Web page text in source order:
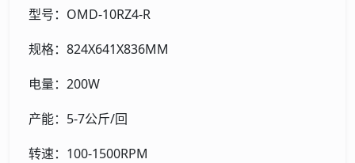
型号：OMD-10RZ4-R
规格：824X641X836MM
电量：200W
产能：5-7公斤/回
转速：100-1500RPM